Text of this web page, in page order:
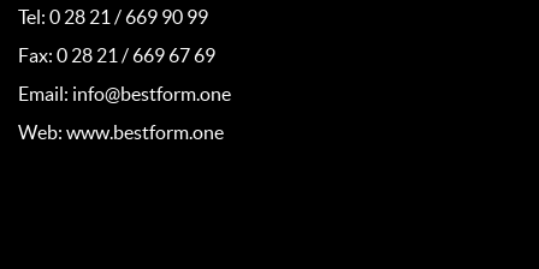
Tel: 0 28 21 / 669 90 99
Fax: 0 28 21 / 669 67 69
Email: info@bestform.one
Web: www.bestform.one